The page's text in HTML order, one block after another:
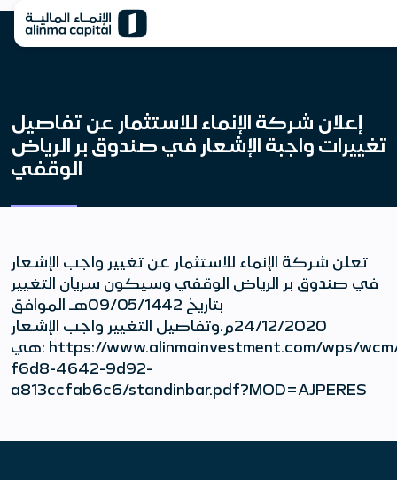
إعلان شركة الإنماء للاستثمار عن تفاصيل
تغييرات واجبة الإشعار في صندوق بر الرياض
الوقفي
تعلن شركة الإنماء للاستثمار عن تغيير واجب الإشعار
في صندوق بر الرياض الوقفي وسيكون سريان التغيير
بتاريخ 09/05/1442هـ الموافق
24/12/2020م.وتفاصيل التغيير واجب الإشعار
هي: https://www.alinmainvestment.com/wps/wcm/connect/investmentNew/c38b47e8-
f6d8-4642-9d92-
a813ccfab6c6/standinbar.pdf?MOD=AJPERES